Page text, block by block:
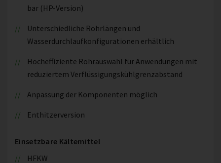
bar (HP-Version)
Unterschiedliche Rohrlängen und
Wasserdurchlaufkonfigurationen erhältlich
Hocheffiziente Rohrauswahl für Anwendungen mit
reduziertem Verflüssigungskühlgrenzabstand
Anpassung der Komponenten möglich
Enthitzerversion
Einsetzbare Kältemittel
HFKW